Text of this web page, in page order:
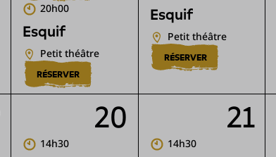
20h00
Esquif
Petit théâtre
RÉSERVER
Esquif
Petit théâtre
RÉSERVER
20
14h30
21
14h30